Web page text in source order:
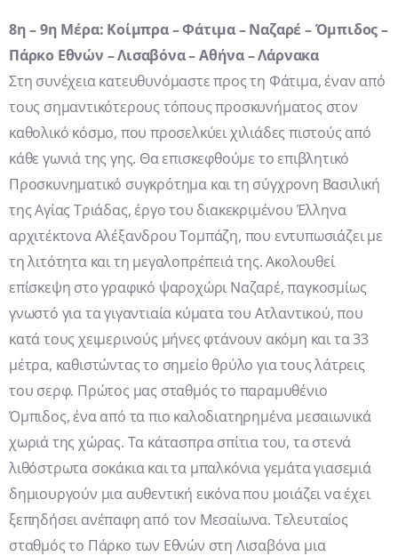
8η – 9η Μέρα: Κοίμπρα – Φάτιμα – Ναζαρέ – Όμπιδος –
Πάρκο Εθνών – Λισαβόνα – Αθήνα – Λάρνακα
Στη συνέχεια κατευθυνόμαστε προς τη Φάτιμα, έναν από
τους σημαντικότερους τόπους προσκυνήματος στον
καθολικό κόσμο, που προσελκύει χιλιάδες πιστούς από
κάθε γωνιά της γης. Θα επισκεφθούμε το επιβλητικό
Προσκυνηματικό συγκρότημα και τη σύγχρονη Βασιλική
της Αγίας Τριάδας, έργο του διακεκριμένου Έλληνα
αρχιτέκτονα Αλέξανδρου Τομπάζη, που εντυπωσιάζει με
τη λιτότητα και τη μεγαλοπρέπειά της. Ακολουθεί
επίσκεψη στο γραφικό ψαροχώρι Ναζαρέ, παγκοσμίως
γνωστό για τα γιγαντιαία κύματα του Ατλαντικού, που
κατά τους χειμερινούς μήνες φτάνουν ακόμη και τα 33
μέτρα, καθιστώντας το σημείο θρύλο για τους λάτρεις
του σερφ. Πρώτος μας σταθμός το παραμυθένιο
Όμπιδος, ένα από τα πιο καλοδιατηρημένα μεσαιωνικά
χωριά της χώρας. Τα κάτασπρα σπίτια του, τα στενά
λιθόστρωτα σοκάκια και τα μπαλκόνια γεμάτα γιασεμιά
δημιουργούν μια αυθεντική εικόνα που μοιάζει να έχει
ξεπηδήσει ανέπαφη από τον Μεσαίωνα. Τελευταίος
σταθμός το Πάρκο των Εθνών στη Λισαβόνα μια